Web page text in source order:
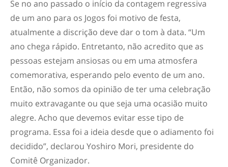
Se no ano passado o início da contagem regressiva
de um ano para os Jogos foi motivo de festa,
atualmente a discrição deve dar o tom à data. “Um
ano chega rápido. Entretanto, não acredito que as
pessoas estejam ansiosas ou em uma atmosfera
comemorativa, esperando pelo evento de um ano.
Então, não somos da opinião de ter uma celebração
muito extravagante ou que seja uma ocasião muito
alegre. Acho que devemos evitar esse tipo de
programa. Essa foi a ideia desde que o adiamento foi
decidido”, declarou Yoshiro Mori, presidente do
Comitê Organizador.